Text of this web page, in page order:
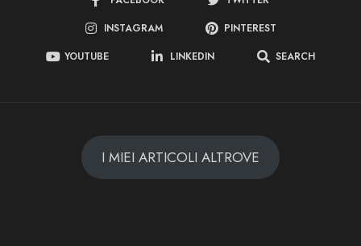
INSTAGRAM
PINTEREST
YOUTUBE
LINKEDIN SEARCH
I MIEI ARTICOLI ALTROVE